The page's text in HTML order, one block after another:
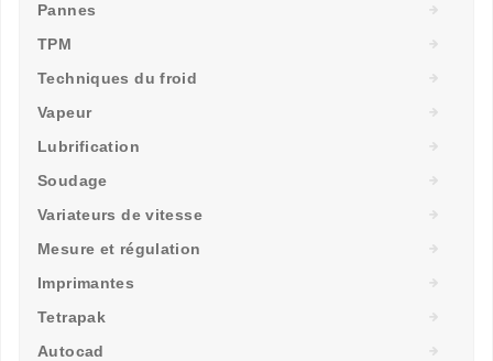
Pannes
TPM
Techniques du froid
Vapeur
Lubrification
Soudage
Variateurs de vitesse
Mesure et régulation
Imprimantes
Tetrapak
Autocad